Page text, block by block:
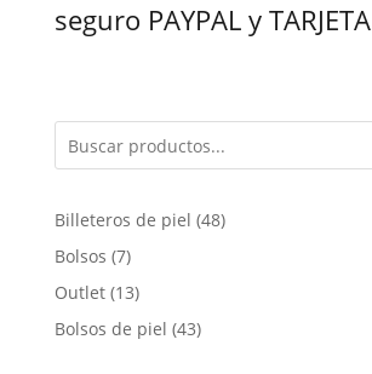
seguro PAYPAL y TARJETA
Billeteros de piel 4848
Bolsos 77
productos
Outlet 1313
productos
Bolsos de piel 4343